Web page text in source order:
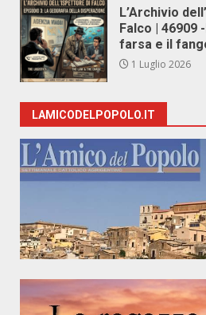
L’Archivio
Falco | 46909
farsa e il
1 Luglio 2026
LAMICODELPOPOLO.IT